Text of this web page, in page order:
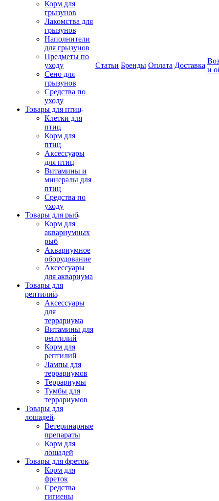
Корм для
грызунов
Лакомства для
грызунов
Наполнители
для грызунов
Предметы по
уходу
Сено для
грызунов
Средства по
уходу
Товары для птиц
Клетки для
птиц
Корм для
птиц
Аксессуары
для птиц
Витамины и
минералы для
птиц
Средства по
уходу
Товары для рыб
Корм для
аквариумных
рыб
Аквариумное
оборудование
Аксессуары
для аквариума
Товары для
рептилий
Аксессуары
для
террариума
Витамины для
рептилий
Корм для
рептилий
Лампы для
террариумов
Террариумы
Тумбы для
террариумов
Товары для
лошадей
Ветеринарные
препараты
Корм для
лошадей
Товары для фреток
Корм для
фреток
Средства
гигиены
Статьи Бренды Оплата Доставка
и